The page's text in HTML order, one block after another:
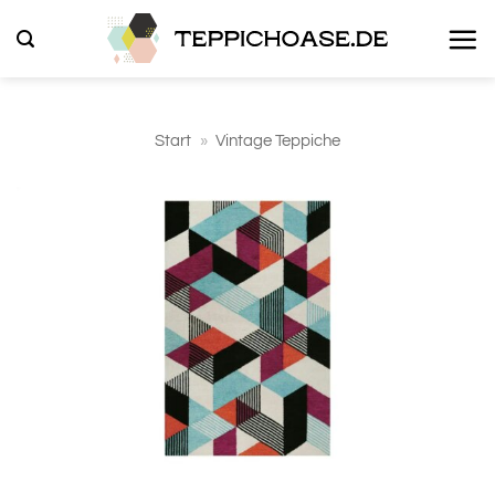
Inhalt
Start » Vintage Teppiche